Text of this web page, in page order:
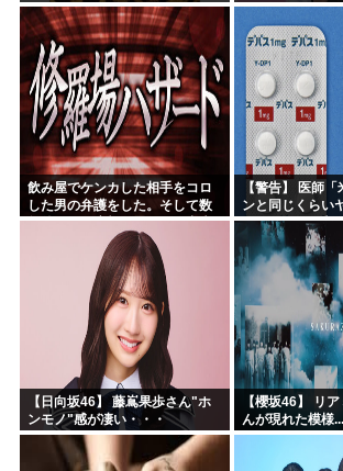
飲み屋でケンカした相手をコロ
した男の弁護をした。そして数
年後、因果応報を思わせる出来
【警告】 医師
ンと同じくらい
では平気で処方
【日向坂46】 藤嶌果歩さん"ホ
ンモノ"感が凄い・・・
【櫻坂46】 リ
んが現れた模様...